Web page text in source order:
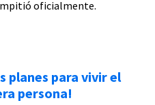
oficialmente.
planes para vivir el
persona!